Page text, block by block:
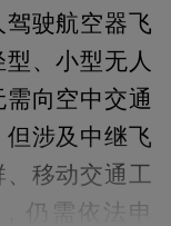
驾驶航空器飞
、小型无人
向空中交通
涉及中继飞
移动交通工
仍需依法申